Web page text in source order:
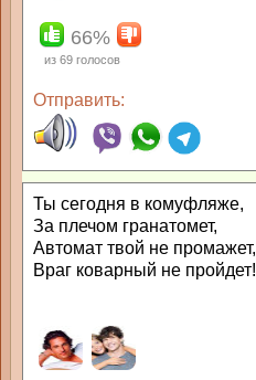
66%
из 69 голосов
Отправить:
Ты сегодня в комуфляже,
За плечом гранатомет,
Автомат твой не промажет,
Враг коварный не пройдет!